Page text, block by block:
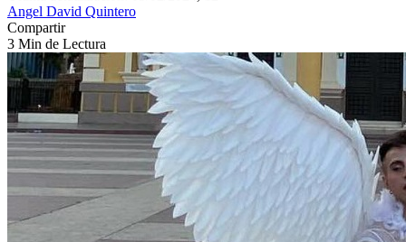
Angel David Quintero
Compartir
3 Min de Lectura